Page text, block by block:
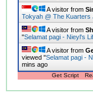
A visitor from
Tokyah @ The
A visitor from
"Selamat pagi - Nieyl's
A visitor from
viewed "Selamat pagi -
mins ago
Get Script